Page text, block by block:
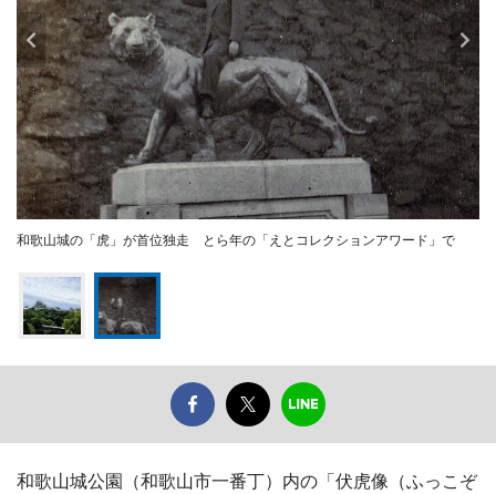
和歌山城の「虎」が首位独走 とら年の「えとコレクションアワード」で
和歌山城公園（和歌山市一番丁）内の「伏虎像（ふっこぞ